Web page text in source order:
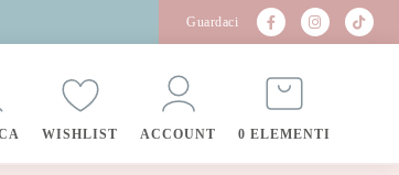
Guardaci
WISHLIST ACCOUNT 0 ELEMENTI